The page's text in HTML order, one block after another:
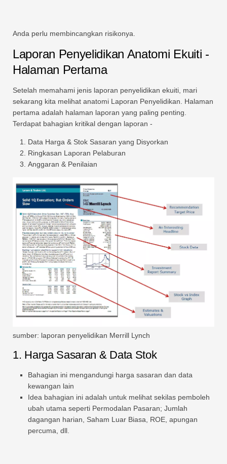
Anda perlu membincangkan risikonya.
Laporan Penyelidikan Anatomi Ekuiti -
Halaman Pertama
Setelah memahami jenis laporan penyelidikan ekuiti, mari
sekarang kita melihat anatomi Laporan Penyelidikan. Halaman
pertama adalah halaman laporan yang paling penting.
Terdapat bahagian kritikal dengan laporan -
Data Harga & Stok Sasaran yang Disyorkan
Ringkasan Laporan Pelaburan
Anggaran & Penilaian
sumber: laporan penyelidikan Merrill Lynch
1. Harga Sasaran & Data Stok
Bahagian ini mengandungi harga sasaran dan data
kewangan lain
Idea bahagian ini adalah untuk melihat sekilas pemboleh
ubah utama seperti Permodalan Pasaran; Jumlah
dagangan harian, Saham Luar Biasa, ROE, apungan
percuma, dll.